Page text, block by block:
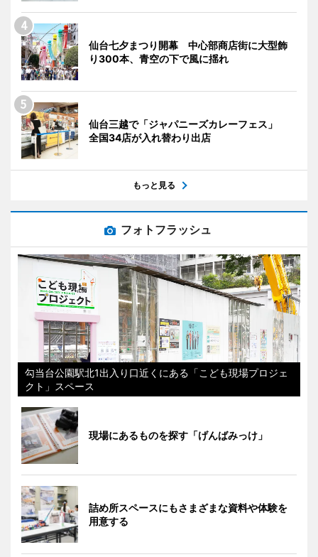
仙台七夕まつり開幕 中心部商店街に大型飾
り300本、青空の下で風に揺れ
仙台三越で「ジャパニーズカレーフェス」
全国34店が入れ替わり出店
もっと見る
フォトフラッシュ
勾当台公園駅北1出入り口近くにある「こども現場プロジェ
クト」スペース
現場にあるものを探す「げんばみっけ」
詰め所スペースにもさまざまな資料や体験を
用意する